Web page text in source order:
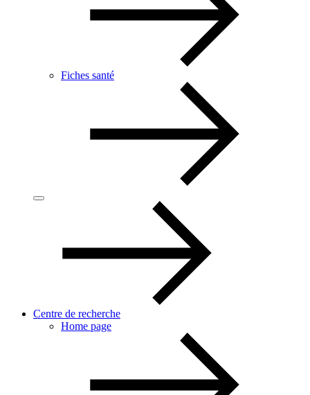
Fiches santé
Centre de recherche
Home page